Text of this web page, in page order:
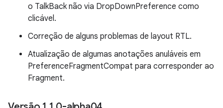
o TalkBack não via DropDownPreference como
clicável.
Correção de alguns problemas de layout RTL.
Atualização de algumas anotações anuláveis em
PreferenceFragmentCompat para corresponder ao
Fragment.